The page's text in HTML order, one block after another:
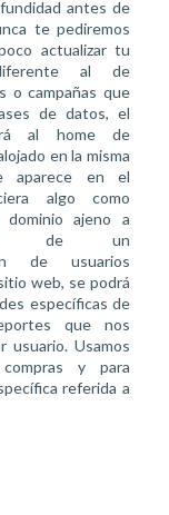
antes de
te pediremos
actualizar tu
al de
o campañas que
de datos, el
al home de
en la misma
aparece en el
algo como
ajeno a
de un
de usuarios
web, se podrá
específicas de
que nos
usuario. Usamos
y para
referida a